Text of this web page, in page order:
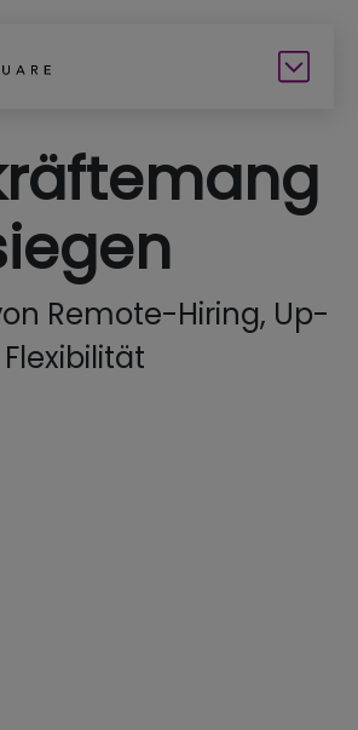
Remote-Hiring, Up-